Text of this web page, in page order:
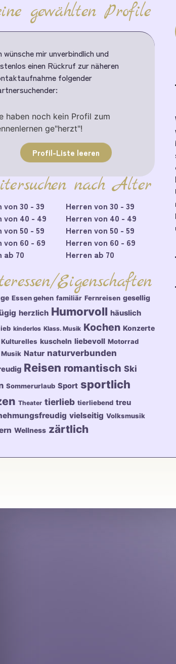
gewählten Profile
wünsche mir unverbindlich und
einen Rückruf zur näheren
folgender
haben noch kein Profil zum
ge"herzt"!
Profil-Liste leeren
nach Alter
von 30 - 39
von 40 - 49
von 50 - 59
von 60 - 69
ab 70
Herren von 30 - 39
Herren von 40 - 49
Herren von 50 - 59
Herren von 60 - 69
Herren ab 70
Eigenschaften
Essen gehen familiär Fernreisen gesellig
herzlich Humorvoll häuslich
kinderlos Klass. Musik Kochen Konzerte
Kulturelles kuscheln liebevoll Motorrad
Musik Natur naturverbunden
Reisen romantisch Ski
Sommerurlaub Sport sportlich
Theater tierlieb tierliebend treu
vielseitig Volksmusik
Wellness zärtlich